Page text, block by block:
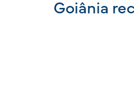
Goiânia